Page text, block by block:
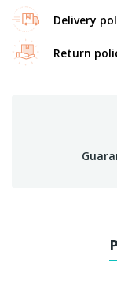
Delivery
Return